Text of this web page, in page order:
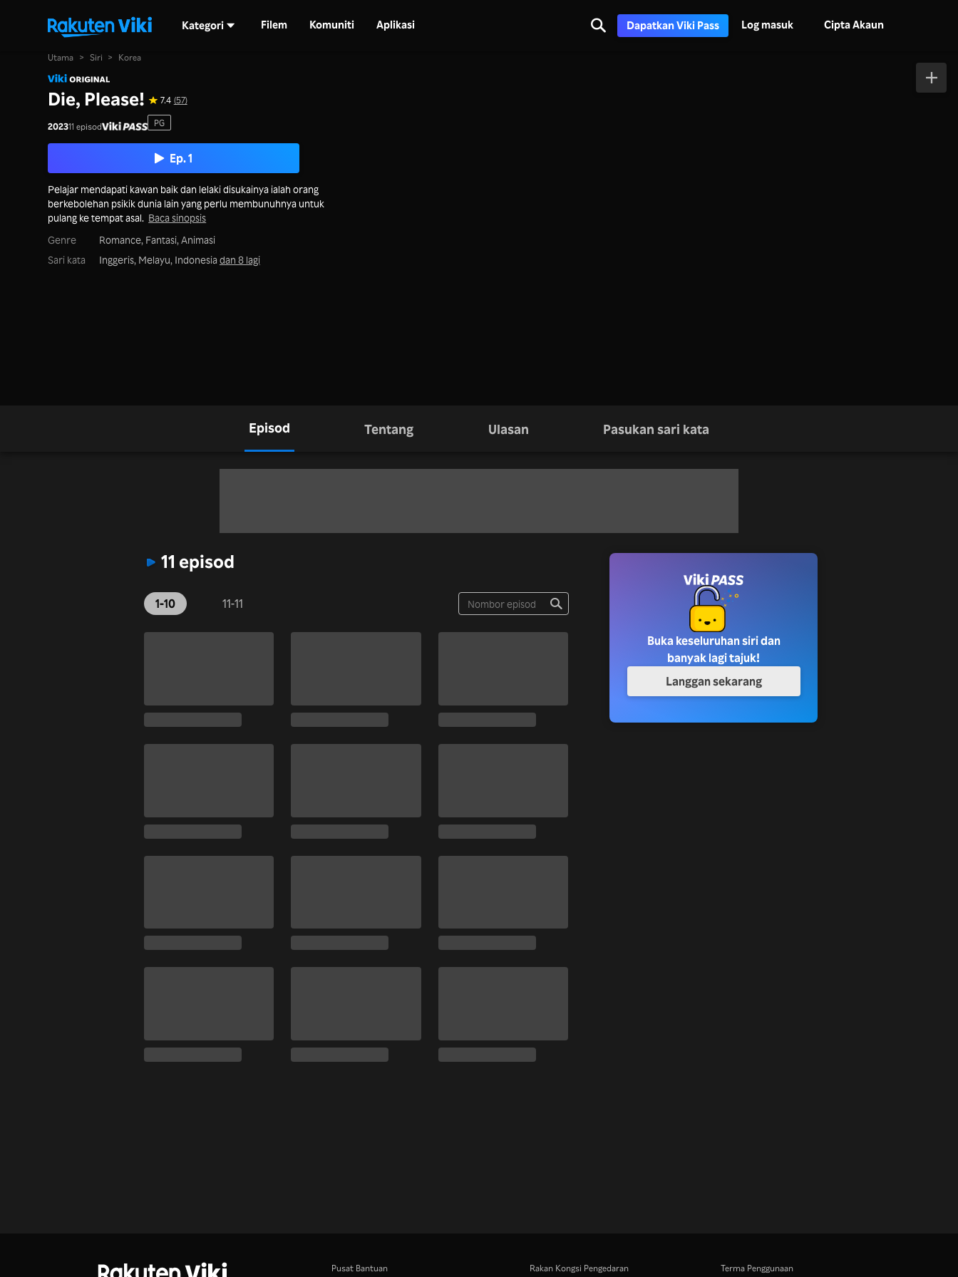
Kategori Filem Komuniti Aplikasi Dapatkan Viki Pass Log masuk Cipta Akaun
Utama > Siri > Korea
Die, Please! 7.4 (57)
202311 episod PG
Ep. 1
Pelajar mendapati kawan baik dan lelaki disukainya ialah orang
berkebolehan psikik dunia lain yang perlu membunuhnya untuk
pulang ke tempat asal. Baca sinopsis
Genre
Romance, Fantasi, Animasi
Sari kata
Inggeris, Melayu, Indonesiadan 8 lagi
Episod Tentang Ulasan Pasukan sari kata
11 episod
1-10 11-11
Buka keseluruhan siri dan
banyak lagi tajuk!
Langgan sekarang
Pusat Bantuan Rakan Kongsi Pengedaran Terma Penggunaan